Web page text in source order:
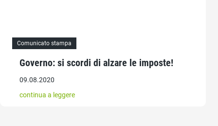
Comunicato stampa
Governo: si scordi di alzare le imposte!
09.08.2020
continua a leggere